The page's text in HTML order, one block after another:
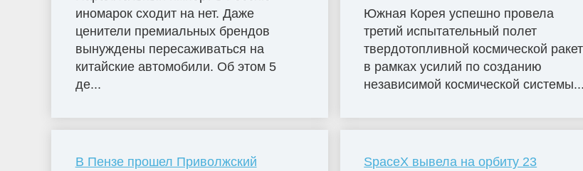
иномарок сходит на нет. Даже
ценители премиальных брендов
вынуждены пересаживаться на
китайские автомобили. Об этом 5
де...
В Пензе прошел Приволжский
Южная Корея успешно провела
третий испытательный полет
твердотопливной космической
в рамках усилий по созданию
независимой космической системы...
SpaceX вывела на орбиту 23